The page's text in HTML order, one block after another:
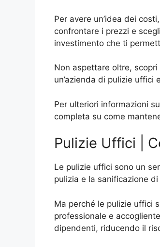
Per avere un’idea dei
confrontare i prezzi e
investimento che ti
Non aspettare oltre,
un’azienda di pulizie
Per ulteriori informazioni
completa su come
Pulizie Uffici |
Le pulizie uffici sono un
pulizia e la sanificazione
Ma perché le pulizie uffici
professionale e
dipendenti, riducendo il